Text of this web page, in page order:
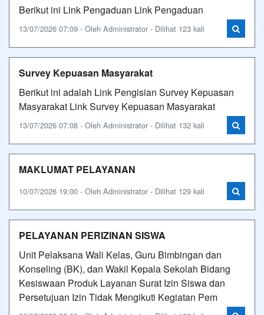
Berikut ini Link Pengaduan Link Pengaduan
13/07/2026 07:09 - Oleh Administrator - Dilihat 123 kali
Survey Kepuasan Masyarakat
Berikut ini adalah Link Pengisian Survey Kepuasan
Masyarakat Link Survey Kepuasan Masyarakat
13/07/2026 07:08 - Oleh Administrator - Dilihat 132 kali
MAKLUMAT PELAYANAN
10/07/2026 19:00 - Oleh Administrator - Dilihat 129 kali
PELAYANAN PERIZINAN SISWA
Unit Pelaksana Wali Kelas, Guru Bimbingan dan
Konseling (BK), dan Wakil Kepala Sekolah Bidang
Kesiswaan Produk Layanan Surat Izin Siswa dan
Persetujuan Izin Tidak Mengikuti Kegiatan Pem